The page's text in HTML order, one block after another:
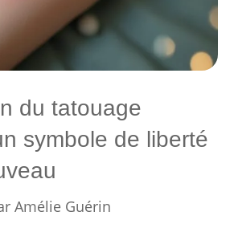
du tatouage
symbole de liberté
Amélie Guérin